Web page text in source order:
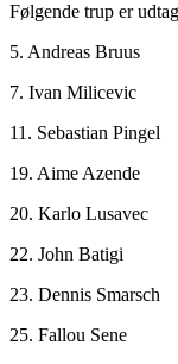
Følgende trup er
5. Andreas Bruus
7. Ivan Milicevic
11. Sebastian Pingel
19. Aime Azende
20. Karlo Lusavec
22. John Batigi
23. Dennis Smarsch
25. Fallou Sene